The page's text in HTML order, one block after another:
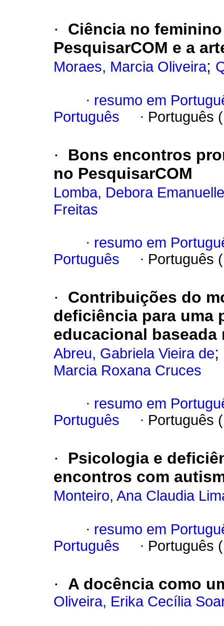
·
Ciência no
PesquisarCOM e a
Moraes, Marcia Oliveira;
· resumo em
Português
· Português
·
Bons encontros
no PesquisarCOM
Lomba, Debora
Freitas
· resumo em
Português
· Português
·
Contribuições do
deficiência para uma
educacional
Abreu, Gabriela Vieira de;
Marcia Roxana Cruces
· resumo em
Português
· Português
·
Psicologia e
encontros com
Monteiro, Ana Claudia
· resumo em
Português
· Português
· A docência como
Oliveira, Erika Cecília